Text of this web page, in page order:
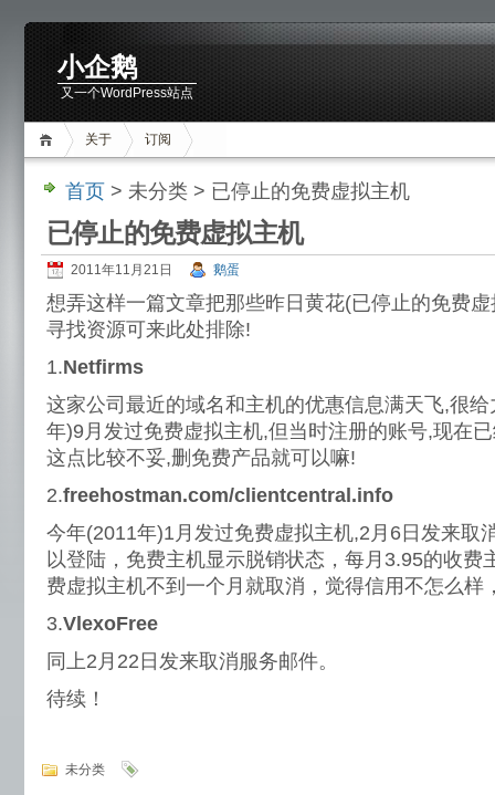
小企鹅
又一个WordPress站点
关于 订阅
首页 > 未分类 > 已停止的免费虚拟主机
已停止的免费虚拟主机
2011年11月21日 鹅蛋
想弄这样一篇文章把那些昨日黄花(已停止的免费
寻找资源可来此处排除!
1.Netfirms
这家公司最近的域名和主机的优惠信息满天飞,很
年)9月发过免费虚拟主机,但当时注册的账号,现在
这点比较不妥,删免费产品就可以嘛!
2.freehostman.com/clientcentral.info
今年(2011年)1月发过免费虚拟主机,2月6日发来取
以登陆，免费主机显示脱销状态，每月3.95的收费
费虚拟主机不到一个月就取消，觉得信用不怎么样
3.VlexoFree
同上2月22日发来取消服务邮件。
待续！
未分类